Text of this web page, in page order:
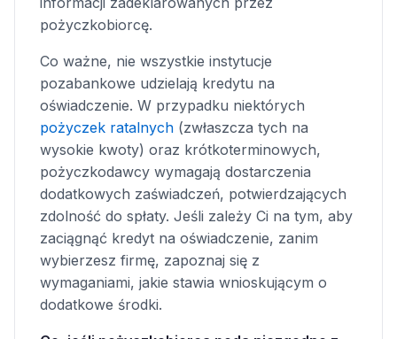
pożyczkobiorcę.
Co ważne, nie wszystkie instytucje
pozabankowe udzielają kredytu na
oświadczenie. W przypadku niektórych
pożyczek ratalnych (zwłaszcza tych na
wysokie kwoty) oraz krótkoterminowych,
pożyczkodawcy wymagają dostarczenia
dodatkowych zaświadczeń, potwierdzających
zdolność do spłaty. Jeśli zależy Ci na tym, aby
zaciągnąć kredyt na oświadczenie, zanim
wybierzesz firmę, zapoznaj się z
wymaganiami, jakie stawia wnioskującym o
dodatkowe środki.